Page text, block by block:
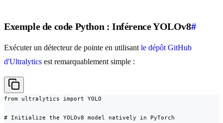
Exemple de code Python : Inférence YOLOv8#
Exécuter un détecteur de pointe en utilisant le dépôt GitHub
d'Ultralytics est remarquablement simple :
from ultralytics import YOLO
# Initialize the YOLOv8 model natively in PyTorch